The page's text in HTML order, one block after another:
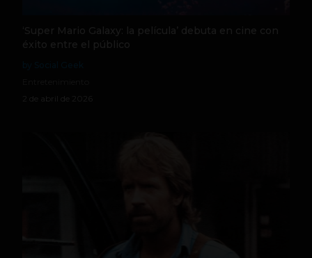
‘Super Mario Galaxy: la película’ debuta en cine con
éxito entre el público
2 de abril de 2026